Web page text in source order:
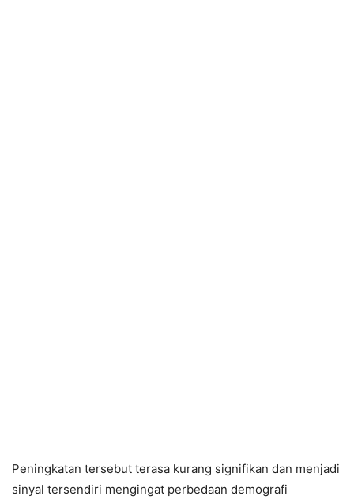
Peningkatan tersebut terasa kurang signifikan dan menjadi
sinyal tersendiri mengingat perbedaan demografi